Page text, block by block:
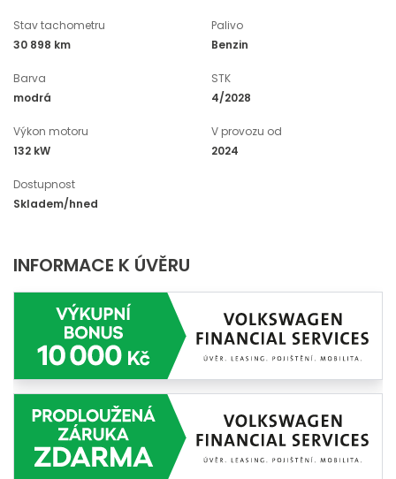
Stav tachometru
30 898 km
Palivo
Benzin
Barva
modrá
STK
4/2028
Výkon motoru
132 kW
V provozu od
2024
Dostupnost
Skladem/hned
INFORMACE K ÚVĚRU